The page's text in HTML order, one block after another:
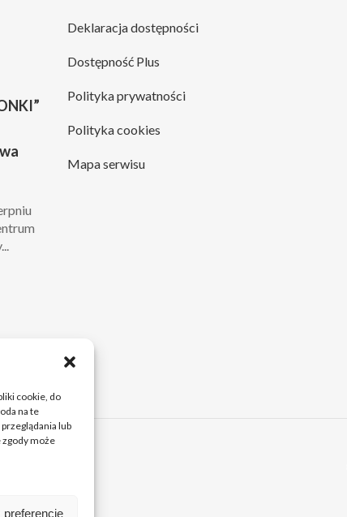
cookie, do
na te
lub
może
preferencje
Deklaracja dostępności
Dostępność Plus
Polityka prywatności
Polityka cookies
Mapa serwisu